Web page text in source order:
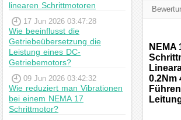
linearen Schrittmotoren
17 Jun 2026 03:47:28
Wie beeinflusst die
Getriebeübersetzung die
Leistung eines DC-
Getriebemotors?
09 Jun 2026 03:42:32
Wie reduziert man Vibrationen
bei einem NEMA 17
Schrittmotor?
NEMA
0.2Nm